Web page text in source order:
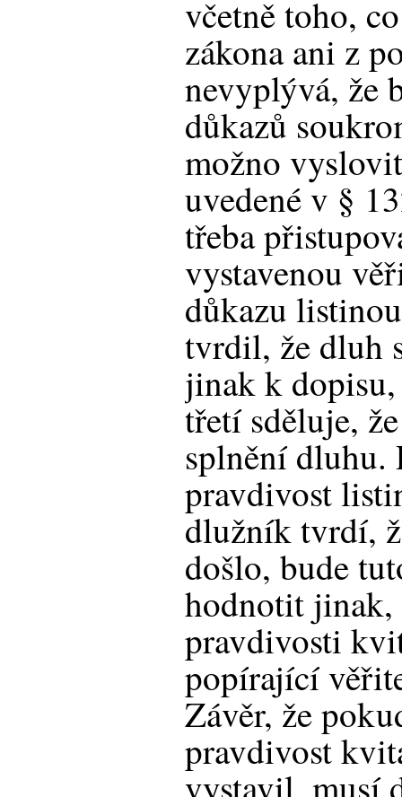
včetně toho,
zákona ani z
nevyplývá, že
důkazů
možno
uvedené v §
třeba
vystavenou
důkazu
tvrdil, že dluh
jinak k
třetí sděluje,
splnění dluhu.
pravdivost
dlužník tvrdí,
došlo, bude
hodnotit jinak,
pravdivosti
popírající
Závěr, že
pravdivost
vystavil, musí